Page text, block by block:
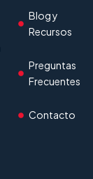
Blog y
Recursos
Preguntas
Frecuentes
Contacto